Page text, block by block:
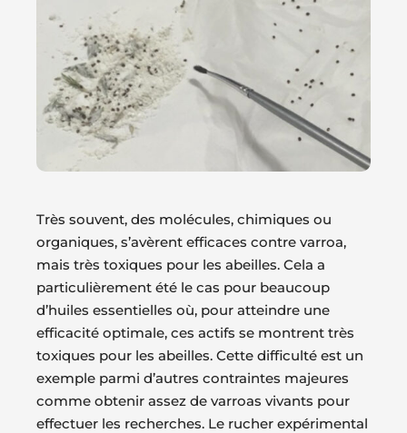
Très souvent, des molécules, chimiques ou
organiques, s’avèrent efficaces contre varroa,
mais très toxiques pour les abeilles. Cela a
particulièrement été le cas pour beaucoup
d’huiles essentielles où, pour atteindre une
efficacité optimale, ces actifs se montrent très
toxiques pour les abeilles. Cette difficulté est un
exemple parmi d’autres contraintes majeures
comme obtenir assez de varroas vivants pour
effectuer les recherches. Le rucher expérimental